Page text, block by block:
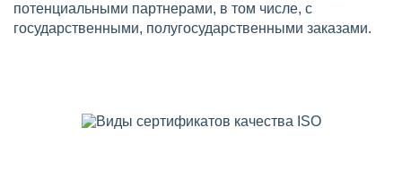
потенциальными партнерами, в том числе, с
государственными, полугосударственными заказами.